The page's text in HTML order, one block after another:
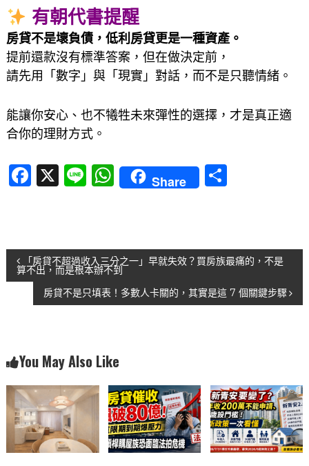
有朝代書提醒
房貸不是壞負債，低利房貸更是一種資產。
提前還款沒有標準答案，但在做決定前，
請先用「數字」與「現實」對話，而不是只聽情緒。
能讓你安心、也不犧牲未來彈性的選擇，才是真正適
合你的理財方式。
F
b
o
o
X Li W
h
A
p
p
Share
分
文
覽
「房貸不超過收入三分之一」早就失效？買房族最痛的，不是
算不出，而是根本辦不到
房貸不是只填表！多數人卡關的，其實是這 7 個關鍵步驟
You May Also Like